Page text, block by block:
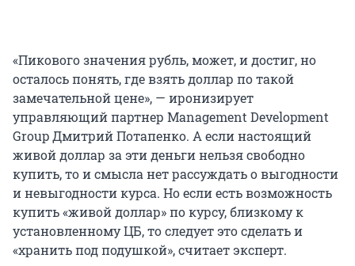
«Пикового значения рубль, может, и достиг, но
осталось понять, где взять доллар по такой
замечательной цене», — иронизирует
управляющий партнер Management Development
Group Дмитрий Потапенко. А если настоящий
живой доллар за эти деньги нельзя свободно
купить, то и смысла нет рассуждать о выгодности
и невыгодности курса. Но если есть возможность
купить «живой доллар» по курсу, близкому к
установленному ЦБ, то следует это сделать и
«хранить под подушкой», считает эксперт.